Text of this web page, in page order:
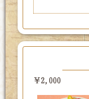
￥2,000